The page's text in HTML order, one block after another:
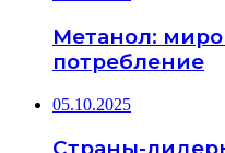
Метанол:
потребление
05.10.2025
Страны-